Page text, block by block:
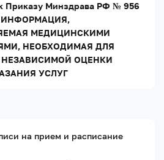
на прием и расписание
Приказу Минздрава РФ № 956
ИНФОРМАЦИЯ,
МЕДИЦИНСКИМИ
НЕОБХОДИМАЯ ДЛЯ
ОЦЕНКИ
УСЛУГ